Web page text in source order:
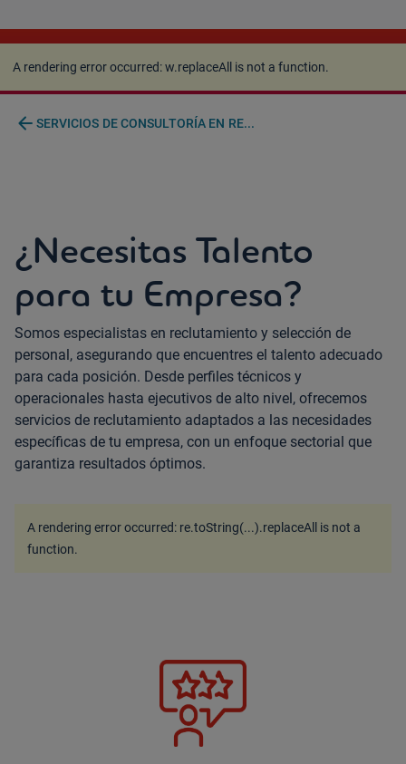
A rendering error occurred:w.replaceAll is not a
function.
A rendering error occurred:w.replaceAll is not a function.
arrow_back SERVICIOS DE CONSULTORÍA EN RE...
¿Necesitas Talento
para tu Empresa?
Somos especialistas en reclutamiento y selección de
personal, asegurando que encuentres el talento adecuado
para cada posición. Desde perfiles técnicos y
operacionales hasta ejecutivos de alto nivel, ofrecemos
servicios de reclutamiento adaptados a las necesidades
específicas de tu empresa, con un enfoque sectorial que
garantiza resultados óptimos.
A rendering error occurred: re.toString(...).replaceAll is not a
function.